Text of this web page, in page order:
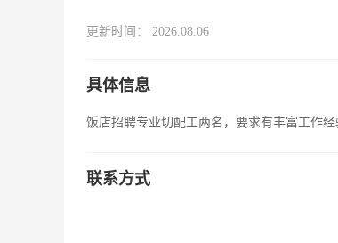
更新时间： 2026.08.06
具体信息
饭店招聘专业切配工两名，要求有丰富工作
联系方式